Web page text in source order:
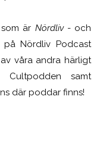
är Nördliv- och
Nördliv Podcast
våra andra härligt
Cultpodden samt
där poddar finns!